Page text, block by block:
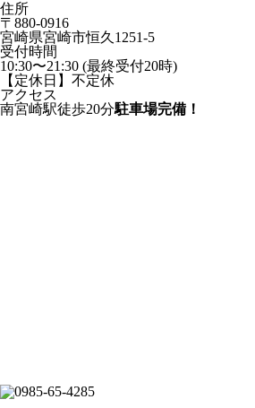
住所
〒880-0916
宮崎県宮崎市恒久1251-5
受付時間
10:30〜21:30 (最終受付20時)
【定休日】不定休
アクセス
南宮崎駅徒歩20分駐車場完備！